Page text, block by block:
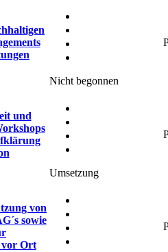
Nicht begonnen
und
Umsetzung
von
sowie
vor Ort